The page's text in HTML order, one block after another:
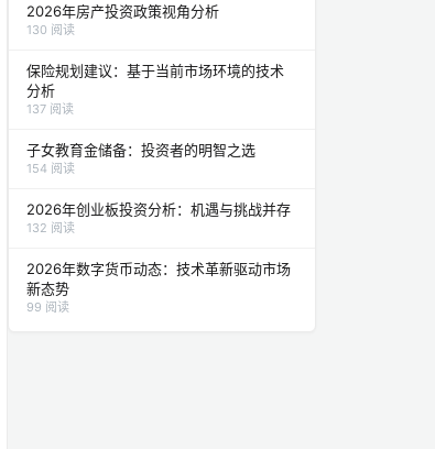
2026年房产投资政策视角分析
130 阅读
保险规划建议：基于当前市场环境的技术
分析
137 阅读
子女教育金储备：投资者的明智之选
154 阅读
2026年创业板投资分析：机遇与挑战并存
132 阅读
2026年数字货币动态：技术革新驱动市场
新态势
99 阅读